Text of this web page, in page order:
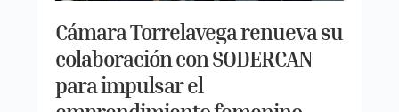
Cámara Torrelavega renueva su
colaboración con SODERCAN
para impulsar el